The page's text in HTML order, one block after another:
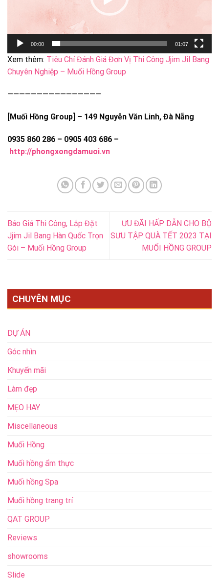
00:00 01:07
Xem thêm: Tiêu Chí Đánh Giá Đơn Vị Thi Công Jjim Jil Bang
Chuyên Nghiệp – Muối Hồng Group
————————————————
[Muối Hồng Group] – 149 Nguyễn Văn Linh, Đà Nẵng
0935 860 286 – 0905 403 686 –
http://phongxongdamuoi.vn
Báo Giá Thi Công, Lắp Đặt
Jjim Jil Bang Hàn Quốc Trọn
Gói – Muối Hồng Group
ƯU ĐÃI HẤP DẪN CHO BỘ
SƯU TẬP QUÀ TẾT 2023 TẠI
MUỐI HỒNG GROUP
CHUYÊN MỤC
DỰ ÁN
Góc nhìn
Khuyến mãi
Làm đẹp
MẸO HAY
Miscellaneous
Muối Hồng
Muối hồng ẩm thực
Muối hồng Spa
Muối hồng trang trí
QAT GROUP
Reviews
showrooms
Slide